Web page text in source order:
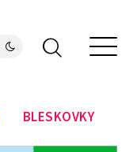
BLESKOVKY